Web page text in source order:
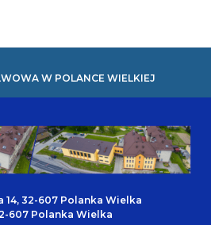
W POLANCE WIELKIEJ
14, 32-607 Polanka Wielka
607 Polanka Wielka